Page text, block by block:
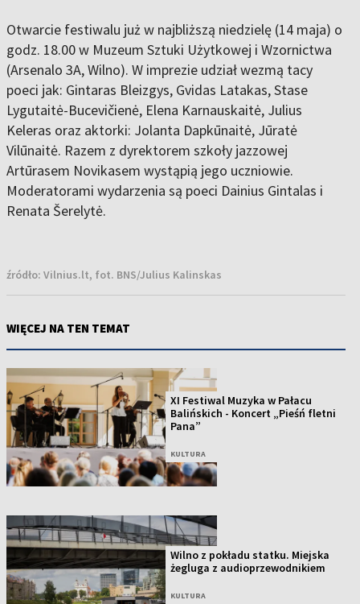
Otwarcie festiwalu już w najbliższą niedzielę (14 maja) o
godz. 18.00 w Muzeum Sztuki Użytkowej i Wzornictwa
(Arsenalo 3A, Wilno). W imprezie udział wezmą tacy
poeci jak: Gintaras Bleizgys, Gvidas Latakas, Stase
Lygutaitė-Bucevičienė, Elena Karnauskaitė, Julius
Keleras oraz aktorki: Jolanta Dapkūnaitė, Jūratė
Vilūnaitė. Razem z dyrektorem szkoły jazzowej
Artūrasem Novikasem wystąpią jego uczniowie.
Moderatorami wydarzenia są poeci Dainius Gintalas i
Renata Šerelytė.
źródło: Vilnius.lt, fot. BNS/Julius Kalinskas
WIĘCEJ NA TEN TEMAT
XI Festiwal Muzyka w Pałacu
Balińskich - Koncert „Pieśń fletni
Pana”
KULTURA
Wilno z pokładu statku. Miejska
żegluga z audioprzewodnikiem
KULTURA